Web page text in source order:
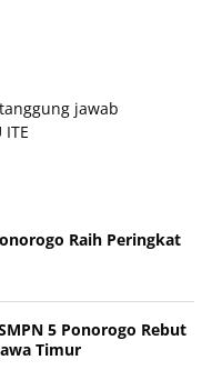
jawab
Raih Peringkat
5 Ponorogo Rebut
Timur